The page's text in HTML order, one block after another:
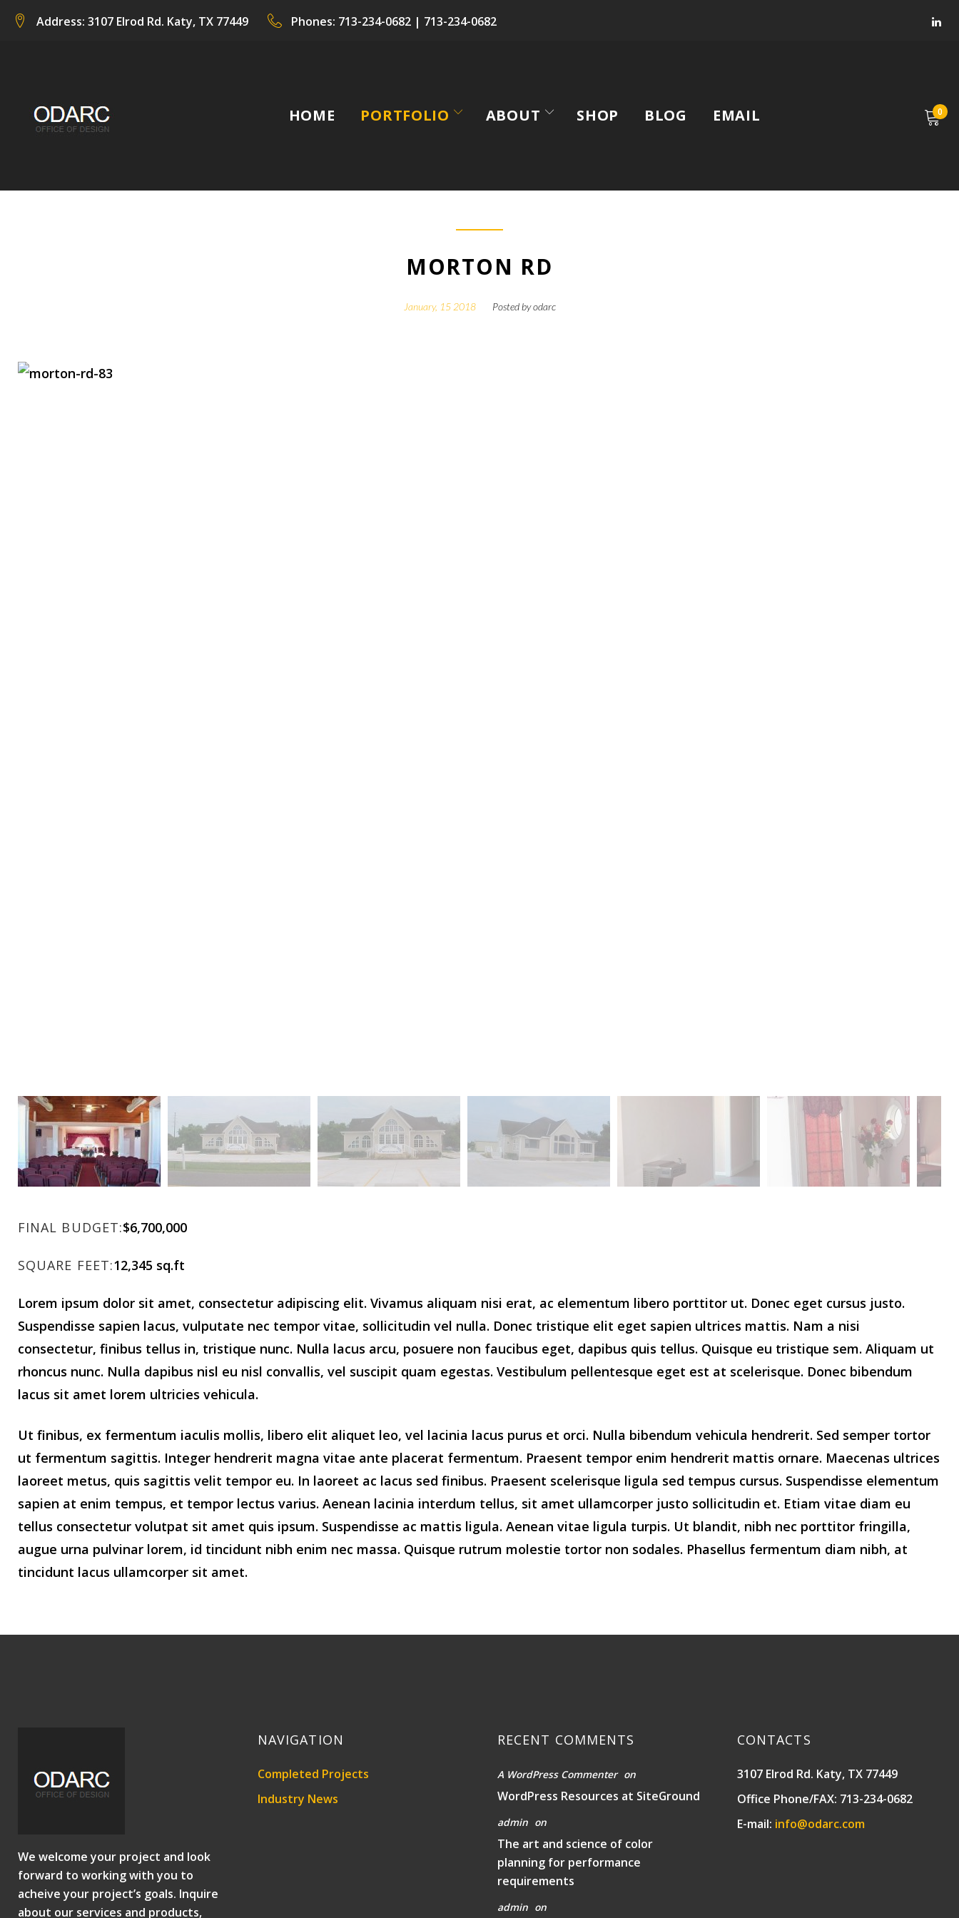
Skip
Address: 3107 Elrod Rd. Katy, TX 77449 Phones: 713-234-0682 | 713-234-0682
HOME PORTFOLIO ABOUT SHOP BLOG EMAIL 0
MORTON RD
January, 15 2018 Posted byodarc
FINAL BUDGET:$6,700,000
SQUARE FEET:12,345 sq.ft
Lorem ipsum dolor sit amet, consectetur adipiscing elit. Vivamus aliquam nisi erat, ac elementum libero porttitor ut. Donec eget cursus justo.
Suspendisse sapien lacus, vulputate nec tempor vitae, sollicitudin vel nulla. Donec tristique elit eget sapien ultrices mattis. Nam a nisi
consectetur, finibus tellus in, tristique nunc. Nulla lacus arcu, posuere non faucibus eget, dapibus quis tellus. Quisque eu tristique sem. Aliquam ut
rhoncus nunc. Nulla dapibus nisl eu nisl convallis, vel suscipit quam egestas. Vestibulum pellentesque eget est at scelerisque. Donec bibendum
lacus sit amet lorem ultricies vehicula.
Ut finibus, ex fermentum iaculis mollis, libero elit aliquet leo, vel lacinia lacus purus et orci. Nulla bibendum vehicula hendrerit. Sed semper tortor
ut fermentum sagittis. Integer hendrerit magna vitae ante placerat fermentum. Praesent tempor enim hendrerit mattis ornare. Maecenas ultrices
laoreet metus, quis sagittis velit tempor eu. In laoreet ac lacus sed finibus. Praesent scelerisque ligula sed tempus cursus. Suspendisse elementum
sapien at enim tempus, et tempor lectus varius. Aenean lacinia interdum tellus, sit amet ullamcorper justo sollicitudin et. Etiam vitae diam eu
tellus consectetur volutpat sit amet quis ipsum. Suspendisse ac mattis ligula. Aenean vitae ligula turpis. Ut blandit, nibh nec porttitor fringilla,
augue urna pulvinar lorem, id tincidunt nibh enim nec massa. Quisque rutrum molestie tortor non sodales. Phasellus fermentum diam nibh, at
tincidunt lacus ullamcorper sit amet.
We welcome your project and look
forward to working with you to
acheive your project’s goals. Inquire
about our services and products,
NAVIGATION
Completed Projects
Industry News
RECENT COMMENTS
A WordPress Commenter on
WordPress Resources at SiteGround
admin on
The art and science of color
planning for performance
requirements
admin on
CONTACTS
3107 Elrod Rd. Katy, TX 77449
Office Phone/FAX: 713-234-0682
E-mail: info@odarc.com